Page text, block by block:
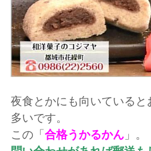
夜食とかにも向いていると
多いです。
この「合格うかるかん」。